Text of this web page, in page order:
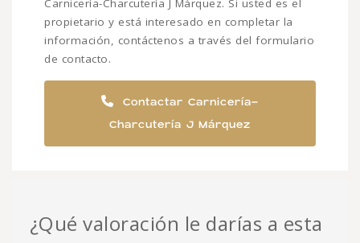
Carnicería-Charcutería J Márquez. Si usted es el
propietario y está interesado en completar la
información, contáctenos a través del formulario
de contacto.
Contactar Carnicería-
Charcutería J Márquez
¿Qué valoración le darías a esta